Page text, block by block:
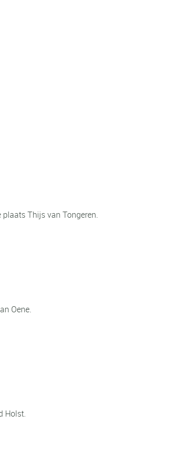
Thijs van Tongeren.
Oene.
Holst.